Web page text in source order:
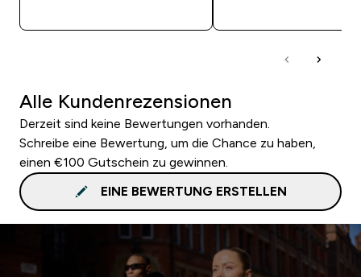
Alle Kundenrezensionen
Derzeit sind keine Bewertungen vorhanden.
Schreibe eine Bewertung, um die Chance zu haben,
einen €100 Gutschein zu gewinnen.
EINE BEWERTUNG ERSTELLEN